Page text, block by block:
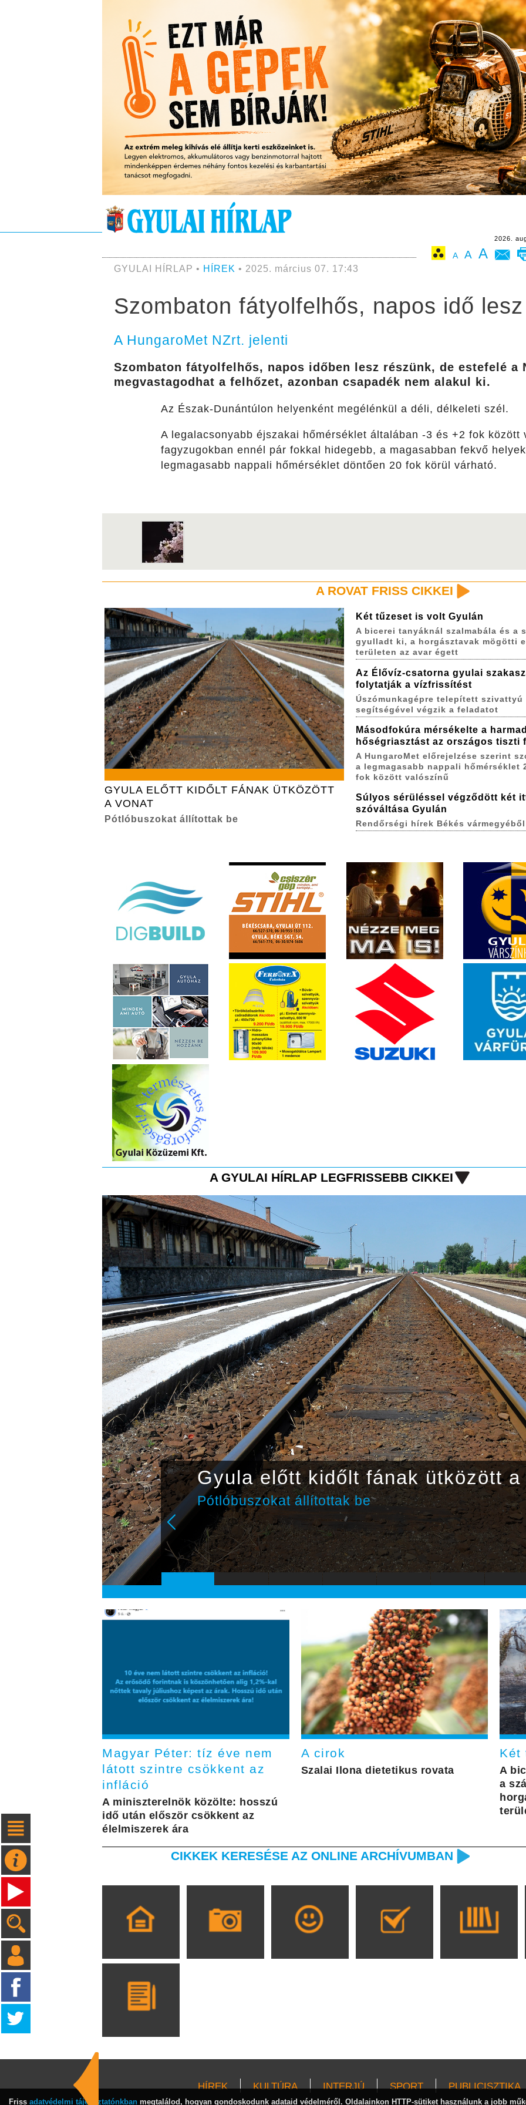
2026.
A A A
GYULAI HÍRLAP • HÍREK • 2025. március 07. 17:43
Szombaton fátyolfelhős, napos idő lesz
A HungaroMet NZrt. jelenti
Szombaton fátyolfelhős, napos időben lesz részünk, de estefelé a
megvastagodhat a felhőzet, azonban csapadék nem alakul ki.
Az Észak-Dunántúlon helyenként megélénkül a déli, délkeleti szél.
A legalacsonyabb éjszakai hőmérséklet általában -3 és +2 fok között
fagyzugokban ennél pár fokkal hidegebb, a magasabban fekvő
legmagasabb nappali hőmérséklet döntően 20 fok körül várható.
A ROVAT FRISS CIKKEI
GYULA ELŐTT KIDŐLT FÁNAK ÜTKÖZÖTT
A VONAT
Pótlóbuszokat állítottak be
Két tűzeset is volt Gyulán
A bicerei tanyáknál szalmabála és a
gyulladt ki, a horgásztavak mögötti
területen az avar égett
Az Élővíz-csatorna gyulai
folytatják a vízfrissítést
Úszómunkagépre telepített szivattyú
segítségével végzik a feladatot
Másodfokúra mérsékelte a
hőségriasztást az országos tiszti
A HungaroMet előrejelzése szerint
a legmagasabb nappali hőmérséklet
fok között valószínű
Súlyos sérüléssel végződött két
szóváltása Gyulán
Rendőrségi hírek Békés vármegyéből
A GYULAI HÍRLAP LEGFRISSEBB CIKKEI
Gyula előtt kidőlt fának ütközött a
Pótlóbuszokat állítottak be
Magyar Péter: tíz éve nem
látott szintre csökkent az
infláció
A miniszterelnök közölte: hosszú
idő után először csökkent az
élelmiszerek ára
A cirok
Szalai Ilona dietetikus rovata
Két
A
a
CIKKEK KERESÉSE AZ ONLINE ARCHÍVUMBAN
HÍREK KULTÚRA INTERJÚ SPORT PUBLICISZTIKA
Friss adatvédelmi tájékoztatónkban megtalálod, hogyan gondoskodunk adataid védelméről. Oldalainkon HTTP-sütiket használunk a jobb